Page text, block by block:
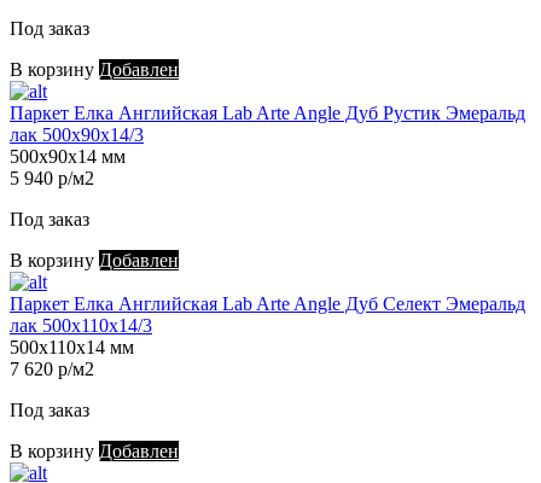
Под заказ
В корзину Добавлен
Паркет Елка Английская Lab Arte Angle Дуб Рустик Эмеральд
лак 500х90х14/3
500х90х14 мм
5 940 р/м2
Под заказ
В корзину Добавлен
Паркет Елка Английская Lab Arte Angle Дуб Селект Эмеральд
лак 500х110х14/3
500х110х14 мм
7 620 р/м2
Под заказ
В корзину Добавлен